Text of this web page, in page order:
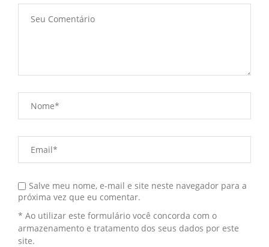
Salve meu nome, e-mail e site neste navegador para a
próxima vez que eu comentar.
* Ao utilizar este formulário você concorda com o
armazenamento e tratamento dos seus dados por este
site.